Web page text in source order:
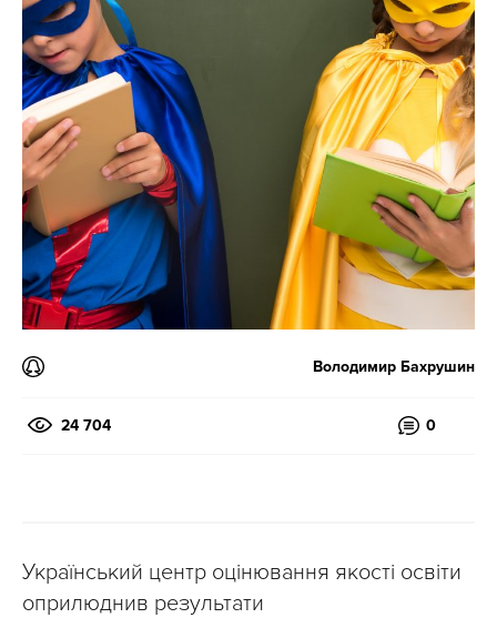
Володимир Бахрушин
24 704 0
Український центр оцінювання якості освіти
оприлюднив результати